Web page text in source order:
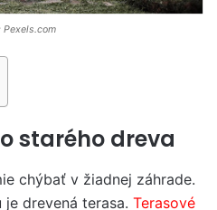
Pexels.com
starého dreva
chýbať v žiadnej záhrade.
drevená terasa. Terasové